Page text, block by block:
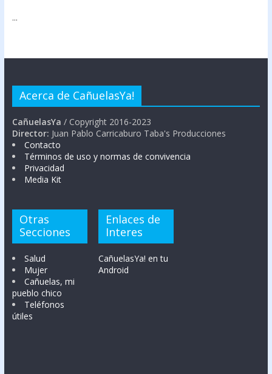
...
Acerca de CañuelasYa!
CañuelasYa / Copyright 2016-2023
Director: Juan Pablo Carricaburo Taba's Producciones
Contacto
Términos de uso y normas de convivencia
Privacidad
Media Kit
Otras
Secciones
Salud
Mujer
Cañuelas, mi
pueblo chico
Teléfonos
útiles
Enlaces de
Interes
CañuelasYa! en tu
Android